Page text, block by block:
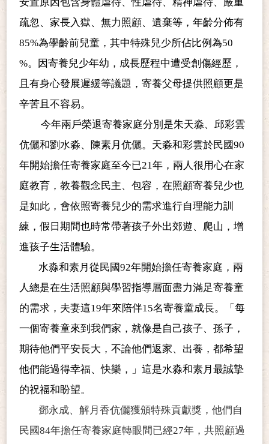
疏忽、家長入獄、無力照顧、遺棄等，年齡分佈有
85%為學齡前兒童，其中特殊兒少所佔比例為50
%。因寄養兒少年幼，成長歷程中遭受創傷經歷，
且有身心發展遲緩等議題，寄養父母提供照顧更是
辛苦且不容易。
今年兩戶榮退寄養家庭分別是朱天淼、邱彩雲
伉儷和劉水淼、陳素月伉儷。天淼和彩雲於民國90
年開始擔任寄養家庭至今已21年，兩人很用心在家
庭教育，教養觀念民主、包容，在照顧寄養兒少也
是如此，會依照寄養兒少的需求進行自理能力訓
練，假日期間也時常帶著孩子外出郊遊、爬山，增
進孩子生活體驗。
水淼和素月從民國92年開始擔任寄養家庭，兩
人總是在生活照顧與學習指導層面盡力滿足寄養童
的需求，夫妻這19年來陪伴15名寄養童成長。「每
一個寄養童來到我們家，就像是自己孩子、孫子，
期待他們平安長大，不論他們返家、出養，都希望
他們能過得幸福、快樂，」這是水淼和素月最誠摯
的祝福和盼望。
鄧永成、解月香伉儷獲頒特殊貢獻獎，他們自
民國84年擔任寄養家庭轉眼間已經27年，共照顧過